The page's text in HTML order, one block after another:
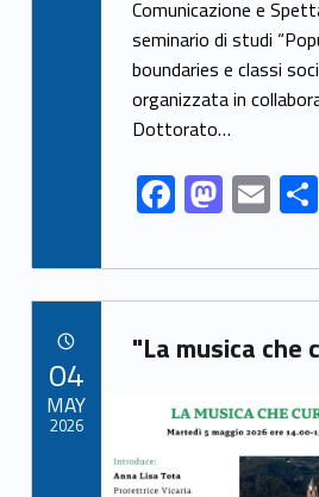
b
o
o
k
d
o
n
l
Comunicazione e
seminario di studi
boundaries e classi
organizzata in
Dottorato…
F
ac
e
b
o
k
M
as
to
d
o
E
m
ai
l
S
Link identifier archive #link-archive-73292
"La musica che
04
MAY
2026